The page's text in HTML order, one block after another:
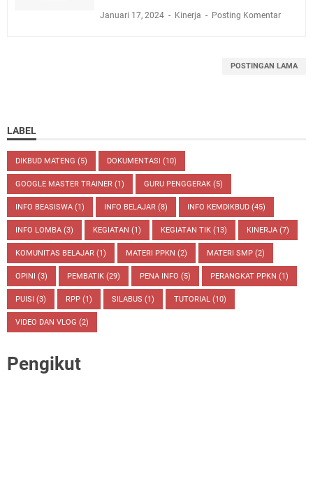
Januari 17, 2024 Kinerja Posting Komentar
POSTINGAN LAMA
LABEL
DIKBUD MATENG (5) DOKUMENTASI (10)
GOOGLE MASTER TRAINER (1) GURU PENGGERAK (5)
INFO BEASISWA (1) INFO BELAJAR (8) INFO KEMDIKBUD (45)
INFO LOMBA (3) KEGIATAN (1) KEGIATAN TIK (13) KINERJA (7)
KOMUNITAS BELAJAR (1) MATERI PPKN (2) MATERI SMP (2)
OPINI (3) PEMBATIK (29) PENA INFO (5) PERANGKAT PPKN (1)
PUISI (3) RPP (1) SILABUS (1) TUTORIAL (10)
VIDEO DAN VLOG (2)
Pengikut